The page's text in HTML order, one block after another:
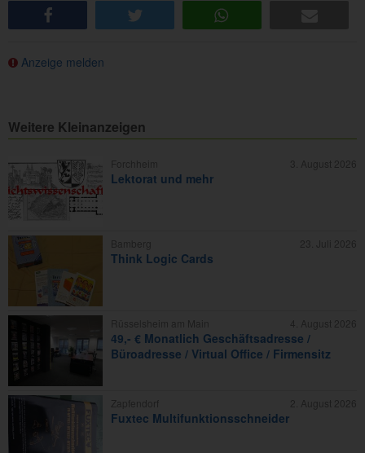
Anzeige melden
Weitere Kleinanzeigen
Lektorat und mehr
Think Logic Cards
49,- € Monatlich Geschäftsadresse /
Büroadresse / Virtual Office / Firmensitz
Fuxtec Multifunktionsschneider